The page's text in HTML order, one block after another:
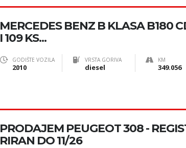
MERCEDES BENZ B KLASA B180
I 109 KS...
GODIŠTE VOZILA
2010
VRSTA GORIVA
diesel
KM
349.056
PRODAJEM PEUGEOT 308 -
RIRAN DO 11/26